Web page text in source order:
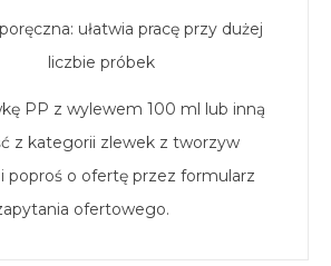
ułatwia pracę przy dużej
liczbie próbek
PP z wylewem 100 ml lub inną
z kategorii zlewek z tworzyw
poproś o ofertę przez formularz
ofertowego.